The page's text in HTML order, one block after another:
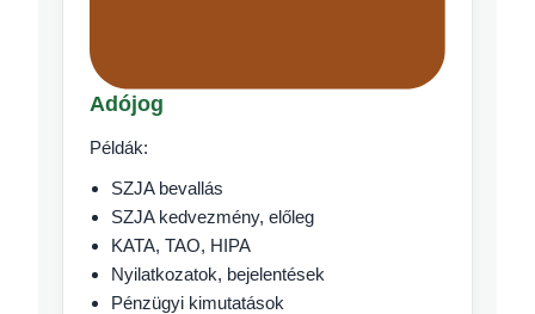
Adójog
Példák:
SZJA bevallás
SZJA kedvezmény, előleg
KATA, TAO, HIPA
Nyilatkozatok, bejelentések
Pénzügyi kimutatások